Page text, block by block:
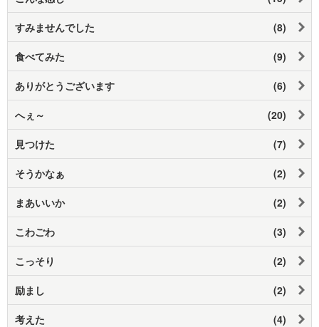
すみませんでした (8)
食べてみた (9)
ありがとうございます (6)
へぇ～ (20)
見つけた (7)
そうかなぁ (2)
まあいいか (2)
こわごわ (3)
こっそり (2)
励まし (2)
考えた (4)